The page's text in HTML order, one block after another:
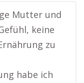
Mutter und
keine
zu
habe ich